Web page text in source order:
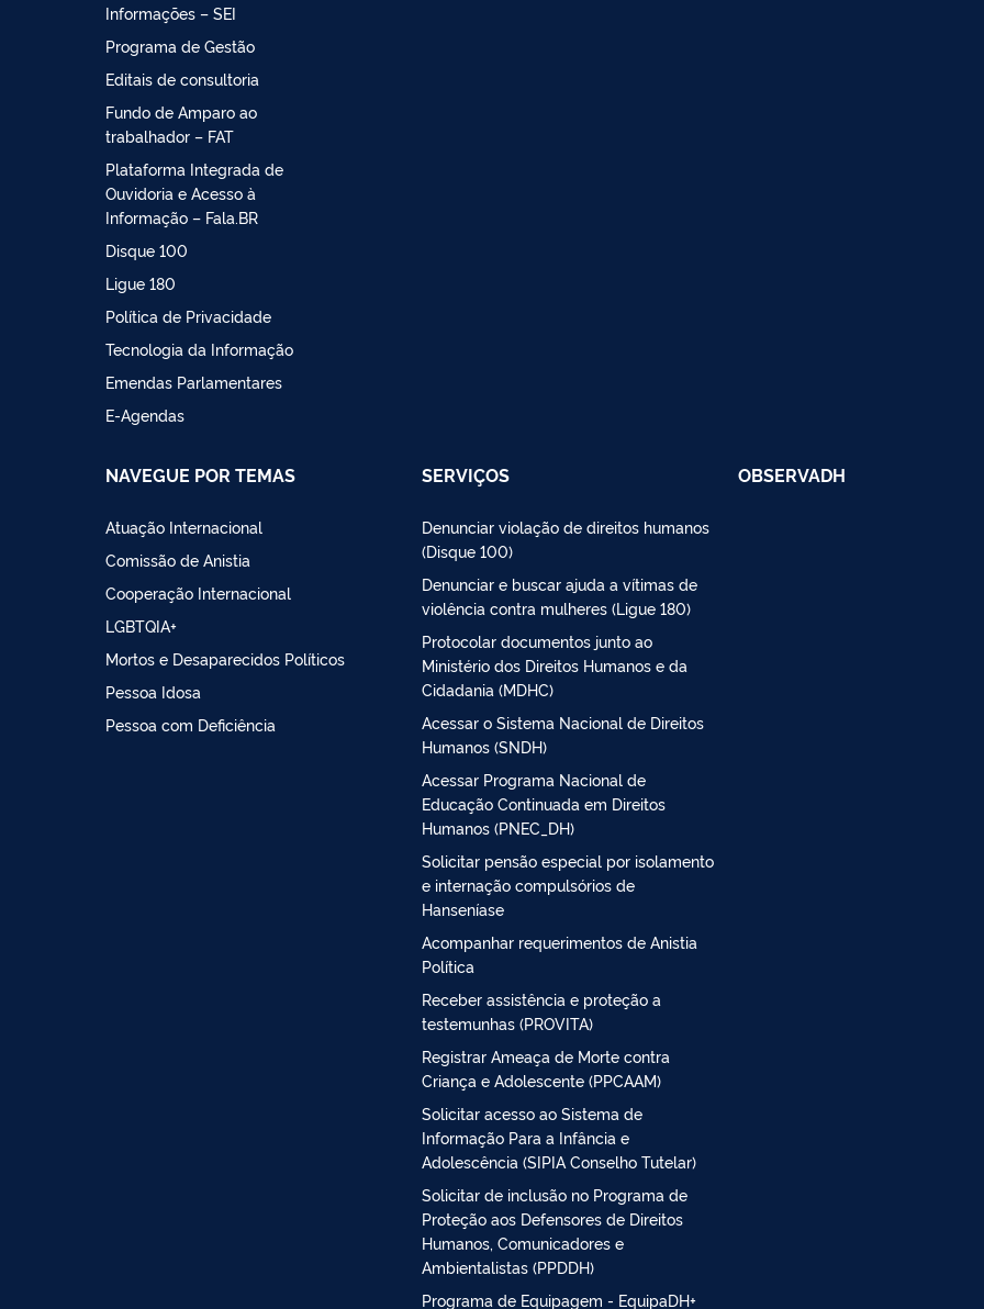
Informações – SEI
Programa de Gestão
Editais de consultoria
Fundo de Amparo ao
trabalhador – FAT
Plataforma Integrada de
Ouvidoria e Acesso à
Informação – Fala.BR
Disque 100
Ligue 180
Política de Privacidade
Tecnologia da Informação
Emendas Parlamentares
E-Agendas
NAVEGUE POR TEMAS
Atuação Internacional
Comissão de Anistia
Cooperação Internacional
LGBTQIA+
Mortos e Desaparecidos Políticos
Pessoa Idosa
Pessoa com Deficiência
SERVIÇOS
Denunciar violação de direitos humanos
(Disque 100)
Denunciar e buscar ajuda a vítimas de
violência contra mulheres (Ligue 180)
Protocolar documentos junto ao
Ministério dos Direitos Humanos e da
Cidadania (MDHC)
Acessar o Sistema Nacional de Direitos
Humanos (SNDH)
Acessar Programa Nacional de
Educação Continuada em Direitos
Humanos (PNEC_DH)
Solicitar pensão especial por isolamento
e internação compulsórios de
Hanseníase
Acompanhar requerimentos de Anistia
Política
Receber assistência e proteção a
testemunhas (PROVITA)
Registrar Ameaça de Morte contra
Criança e Adolescente (PPCAAM)
Solicitar acesso ao Sistema de
Informação Para a Infância e
Adolescência (SIPIA Conselho Tutelar)
Solicitar de inclusão no Programa de
Proteção aos Defensores de Direitos
Humanos, Comunicadores e
Ambientalistas (PPDDH)
Programa de Equipagem - EquipaDH+
OBSERVADH